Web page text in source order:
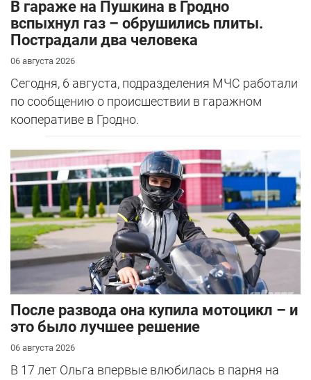
В гараже на Пушкина в Гродно
вспыхнул газ – обрушились плиты.
Пострадали два человека
06 августа 2026
Сегодня, 6 августа, подразделения МЧС работали
по сообщению о происшествии в гаражном
кооперативе в Гродно.
После развода она купила мотоцикл – и
это было лучшее решение
06 августа 2026
В 17 лет Ольга впервые влюбилась в парня на